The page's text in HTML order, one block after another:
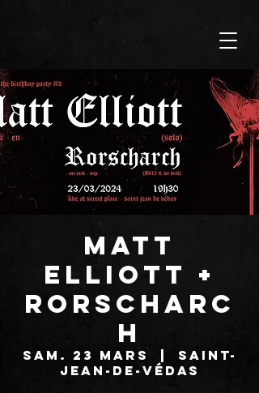
MATT
ELLIOTT +
RORSCHARC
H
sam. 23 mars
Saint-
Jean-de-Védas